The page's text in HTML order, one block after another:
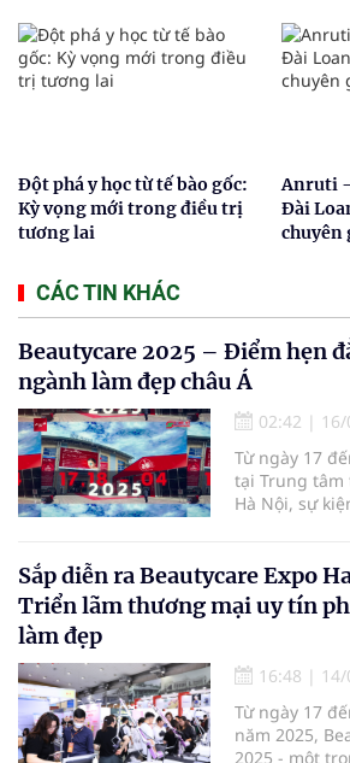
Đột phá y học từ tế bào gốc:
Kỳ vọng mới trong điều trị
tương lai
Anruti
Đài
chuyên
CÁC TIN KHÁC
Beautycare 2025 – Điểm hẹn
ngành làm đẹp châu Á
02:42 |
Từ ngày 17
tại Trung tâm
Hà Nội, sự
"Vẻ đẹp bền
định hình
Sắp diễn ra Beautycare Expo
Triển lãm thương mại uy tín
làm đẹp
16:48 |
Từ ngày 17
năm 2025,
2025 - một